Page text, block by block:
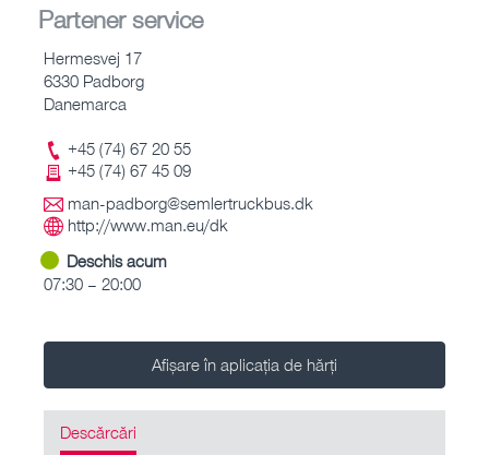
Partener service
Hermesvej 17
6330 Padborg
Danemarca
+45 (74) 67 20 55
+45 (74) 67 45 09
man-padborg@semlertruckbus.dk
http://www.man.eu/dk
Deschis acum
07:30 – 20:00
Afișare în aplicația de hărți
Descărcări